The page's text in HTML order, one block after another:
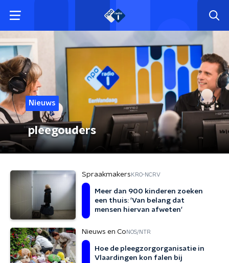
Nieuws
pleegouders
Spraakmakers KRO-NCRV
Meer dan 900 kinderen zoeken
een thuis: 'Van belang dat
mensen hiervan afweten'
Nieuws en Co NOS/NTR
Hoe de pleegzorgorganisatie in
Vlaardingen kon falen bij